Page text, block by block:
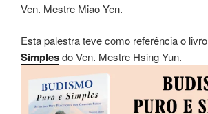
Ven. Mestre Miao Yen.
Esta palestra teve como referência o livro
Simplesdo Ven. Mestre Hsing Yun.